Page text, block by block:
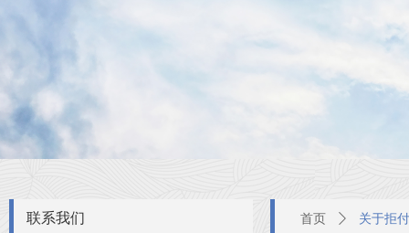
联系我们 首页 ꄲ 关于拒